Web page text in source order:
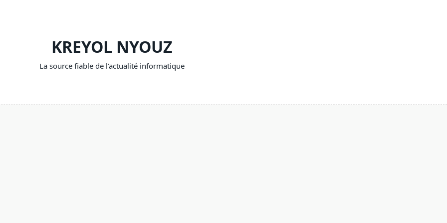
KREYOL NYOUZ
La source fiable de l'actualité informatique